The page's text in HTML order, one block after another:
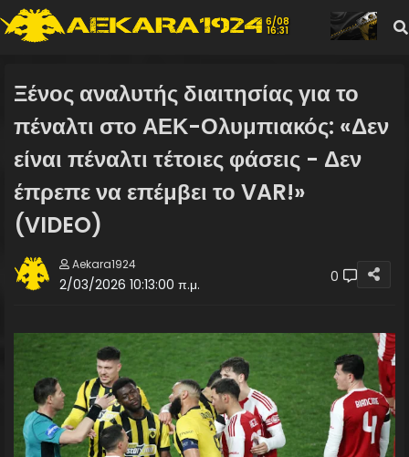
6/08
16:31
Ξένος αναλυτής διαιτησίας για το
πέναλτι στο ΑΕΚ-Ολυμπιακός: «Δεν
είναι πέναλτι τέτοιες φάσεις - Δεν
έπρεπε να επέμβει το VAR!»
(VIDEO)
Aekara1924
2/03/2026 10:13:00 π.μ. 0